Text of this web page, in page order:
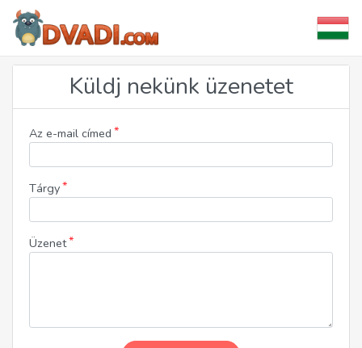
Küldj nekünk üzenetet
Az e-mail címed *
Tárgy*
Üzenet*